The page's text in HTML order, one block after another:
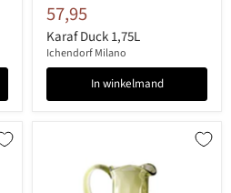
57,95
Karaf Duck 1,75L
Ichendorf Milano
In winkelmand